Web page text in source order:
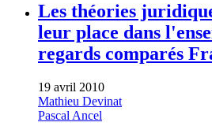
Les théories
leur place dans
regards comparés
19 avril 2010
Mathieu Devinat
Pascal Ancel